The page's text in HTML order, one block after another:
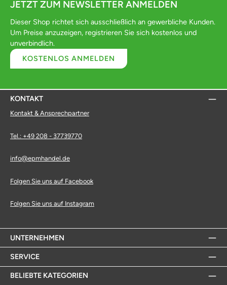
JETZT ZUM NEWSLETTER ANMELDEN
Dieser Shop richtet sich ausschließlich an gewerbliche Kunden.
Um Preise anzuzeigen, registrieren Sie sich kostenlos und
unverbindlich.
KOSTENLOS ANMELDEN
KONTAKT
Kontakt & Ansprechpartner
Tel.: +49 208 - 37739770
info@epmhandel.de
Folgen Sie uns auf Facebook
Folgen Sie uns auf Instagram
UNTERNEHMEN
SERVICE
BELIEBTE KATEGORIEN